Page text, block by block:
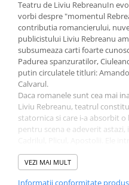
Sa nu razi :((
Drept
Legislatie
Fictiune
Actiune si Aventura
Actiune,aventura
Clasici
Crime, Thriller, Mistery
Fantasy
Istorica
Literatura de divertisment
Teatru de Liviu RebreanuIn
vorbi despre "momentul
contributia romancierului,
publicistului Liviu Rebreanu
subsumeaza carti foarte
Padurea spanzuratilor,
putin circulatele titluri:
Calvarul.
Daca romanele sunt cea mai
Liviu Rebreanu, teatrul
statornica si care i-a absorbit
pentru scena e adeverit
stiut in oricare din paginile sale
convenit al adevarurilor si sa
VEZI MAI MULT
Informatii conformitate produs